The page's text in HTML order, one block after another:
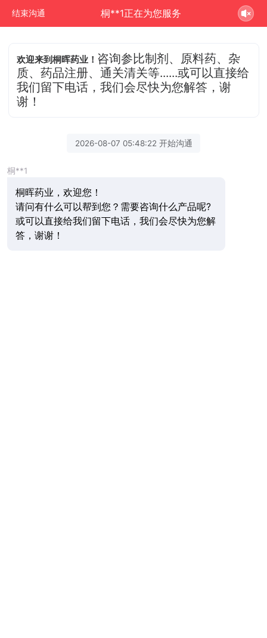
结束沟通 桐**1正在为您服务
欢迎来到桐晖药业！ 咨询参比制剂、原料药、杂
质、药品注册、通关清关等......或可以直接给
我们留下电话，我们会尽快为您解答，谢
谢！
2026-08-07 05:48:22 开始沟通
桐**1
桐晖药业，欢迎您！
请问有什么可以帮到您？需要咨询什么产品呢?
或可以直接给我们留下电话，我们会尽快为您解
答，谢谢！